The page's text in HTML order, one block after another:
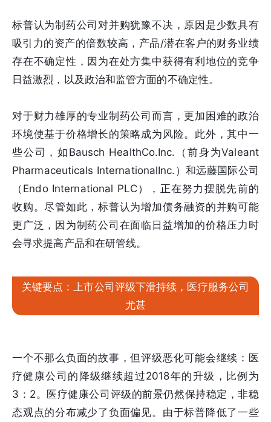
标普认为制药公司对并购犹豫不决，原因是少数具有
吸引力的资产的倍数较高，产品/潜在客户的财务业绩
存在不确定性，因为在处方集中获得有利地位的竞争
日益激烈，以及政治和监管方面的不确定性。
对于财力雄厚的专业制药公司而言，更加困难的政治
环境使基于价格增长的策略成为风险。此外，其中一
些公司，如Bausch HealthCo.Inc.（前身为Valeant
Pharmaceuticals InternationalInc.）和远藤国际公司
（Endo International PLC），正在努力摆脱先前的
收购。尽管如此，标普认为增加债务融资的并购可能
更广泛，因为制药公司在面临日益增加的价格压力时
会寻求提高产品和在研管线。
关键要点：上市公司评级下滑持续，医疗服务公司
尤甚
一个不那么负面的故事，但评级恶化可能会继续：医
疗健康公司的降级继续超过2018年的升级，比例为
3：2。医疗健康公司评级的前景仍然保持稳定，非稳
态观点的分布减少了负面偏见。由于标普降低了一些